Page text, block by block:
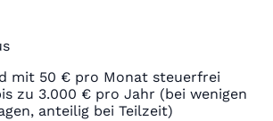
mit 50 € pro Monat steuerfrei
zu 3.000 € pro Jahr (bei wenigen
anteilig bei Teilzeit)